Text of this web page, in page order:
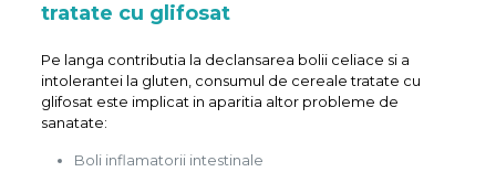
tratate cu glifosat
Pe langa contributia la declansarea bolii celiace si a
intolerantei la gluten, consumul de cereale tratate cu
glifosat este implicat in aparitia altor probleme de
sanatate:
Boli inflamatorii intestinale